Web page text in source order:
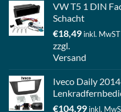
VW T5 1 DIN
Schacht
€18,49 inkl. MwST
zzgl.
Versand
Iveco Daily
€104,99 inkl.